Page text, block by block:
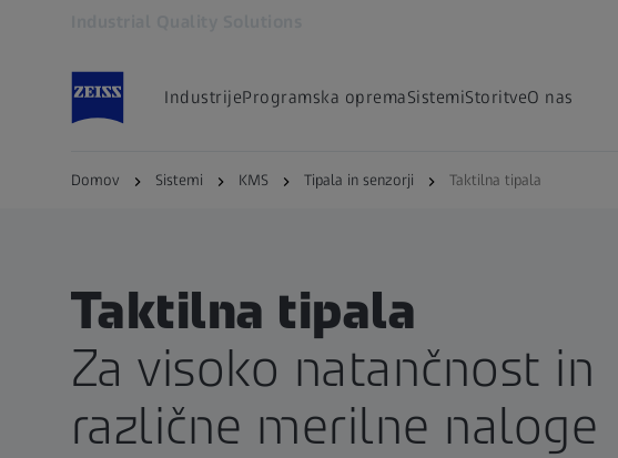
IndustrijeProgramska opremaSistemiStoritveO nas
Domov Sistemi KMS Tipala in senzorji Taktilna tipala
Taktilna tipala
Za visoko natančnost in
različne merilne naloge